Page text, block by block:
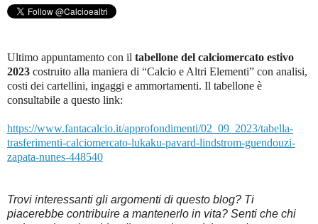
Ultimo appuntamento con il tabellone del calciomercato estivo
2023 costruito alla maniera di “Calcio e Altri Elementi” con analisi,
costi dei cartellini, ingaggi e ammortamenti. Il tabellone è
consultabile a questo link:
https://www.fantacalcio.it/approfondimenti/02_09_2023/tabella-
trasferimenti-calciomercato-lukaku-pavard-lindstrom-guendouzi-
zapata-nunes-448540
Trovi interessanti gli argomenti di questo blog? Ti
piacerebbe contribuire a mantenerlo in vita? Senti che chi